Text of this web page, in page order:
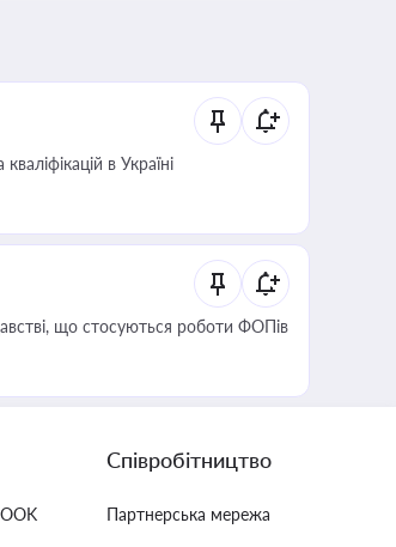
в Україні
що стосуються роботи ФОПів
Співробітництво
Партнерська мережа